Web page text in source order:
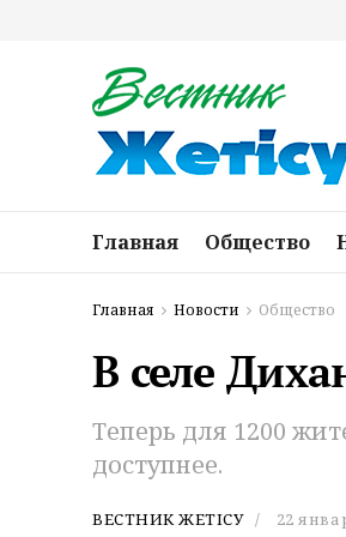
Главная Общество
Главная Новости Общество
В селе
Теперь для 1200
доступнее.
ВЕСТНИК ЖЕТІСУ 22